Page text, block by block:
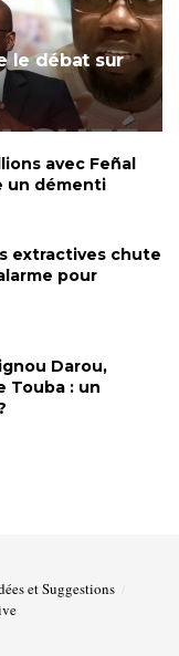
le débat sur
avec Feñal
un démenti
extractives chute
pour
Darou,
Touba : un
et Suggestions